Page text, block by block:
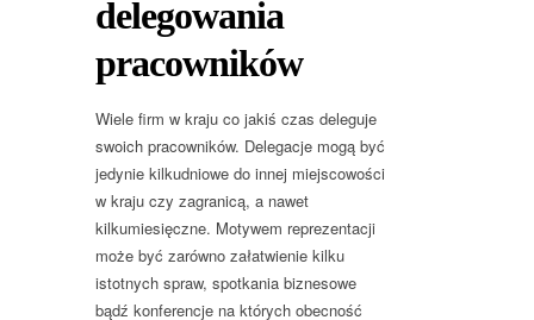
delegowania
pracowników
Wiele firm w kraju co jakiś czas deleguje
swoich pracowników. Delegacje mogą być
jedynie kilkudniowe do innej miejscowości
w kraju czy zagranicą, a nawet
kilkumiesięczne. Motywem reprezentacji
może być zarówno załatwienie kilku
istotnych spraw, spotkania biznesowe
bądź konferencje na których obecność